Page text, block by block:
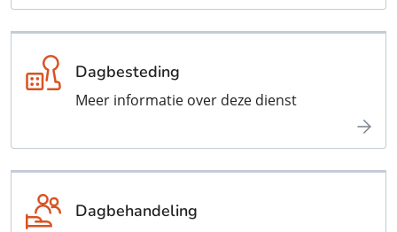
Dagbesteding
Meer informatie over deze dienst
Dagbehandeling